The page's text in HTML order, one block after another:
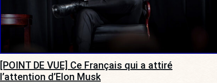
[POINT DE VUE] Ce Français qui a attiré
l’attention d’Elon Musk